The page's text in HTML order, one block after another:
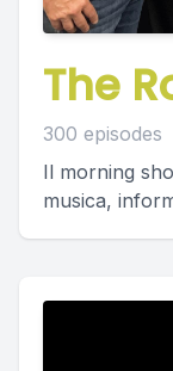
The
300 episodes
Il morning
musica,